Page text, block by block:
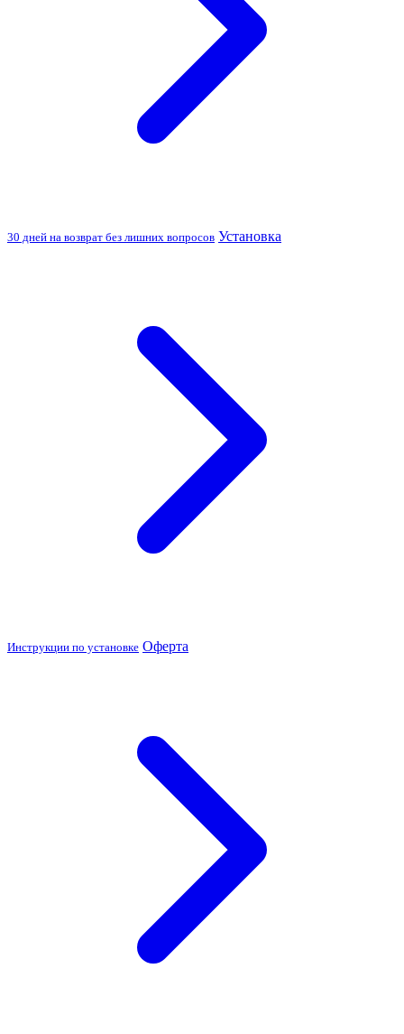
30 дней на возврат без лишних вопросов Установка
Инструкции по установке Оферта